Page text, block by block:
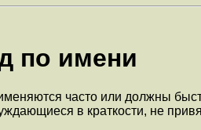
по имени
часто или должны
в краткости, не